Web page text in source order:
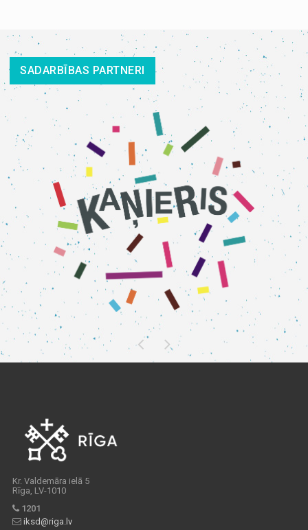
SADARBĪBAS PARTNERI
Kr. Valdemāra ielā 5
Rīga, LV-1010
1201
iksd@riga.lv